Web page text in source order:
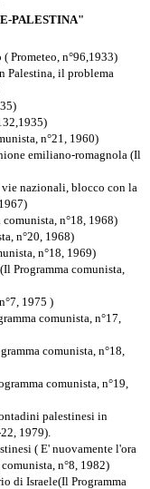
PALESTINA"
Prometeo, n°96,1933)
Palestina, il problema
n°21, 1960)
emiliano-romagnola (Il
nazionali, blocco con la
n°18, 1968)
n°20, 1968)
n°18, 1969)
Programma comunista,
1975 )
comunista, n°17,
comunista, n°18,
comunista, n°19,
palestinesi in
1979).
( E' nuovamente l'ora
n°8, 1982)
di Israele(Il Programma